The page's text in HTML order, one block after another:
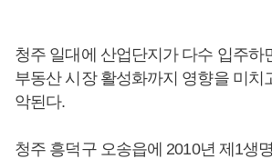
청주 일대에 산업단지가 다수 입주하
부동산 시장 활성화까지 영향을 미치
악된다.
청주 흥덕구 오송읍에 2010년 제1생